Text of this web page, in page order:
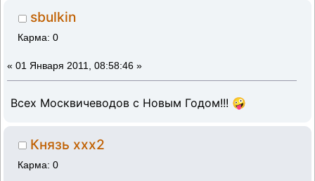
sbulkin
Карма: 0
« 01 Января 2011, 08:58:46 »
Всех Москвичеводов с Новым Годом!!! 🤪
Князь ххх2
Карма: 0